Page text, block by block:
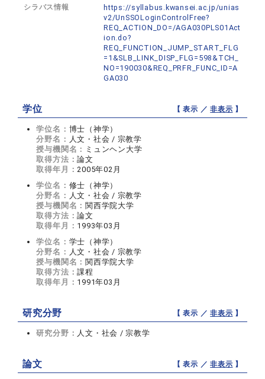
シラバス情報
https://syllabus.kwansei.ac.jp/unias
v2/UnSSOLoginControlFree?
REQ_ACTION_DO=/AGA030PLS01Act
ion.do?
REQ_FUNCTION_JUMP_START_FLG
=1&SLB_LINK_DISP_FLG=598&TCH_
NO=190030&REQ_PRFR_FUNC_ID=A
GA030
学位 【 表示 ／非表示 】
学位名： 博士（神学）
分野名： 人文・社会 / 宗教学
授与機関名： ミュンヘン大学
取得方法：論文
取得年月：2005年02月
学位名： 修士（神学）
分野名： 人文・社会 / 宗教学
授与機関名： 関西学院大学
取得方法：論文
取得年月： 1993年03月
学位名： 学士（神学）
分野名： 人文・社会 / 宗教学
授与機関名： 関西学院大学
取得方法：課程
取得年月： 1991年03月
研究分野 【 表示 ／非表示 】
研究分野： 人文・社会 / 宗教学
論文 【 表示 ／非表示 】